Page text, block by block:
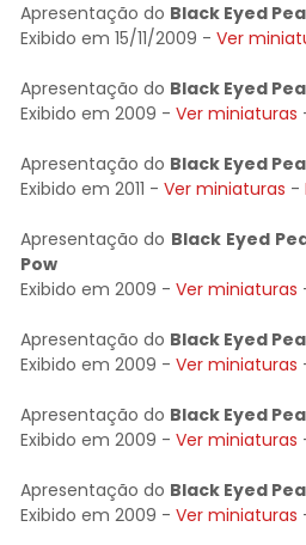
Apresentação do Black Eyed
Exibido em 15/11/2009 - Ver
Apresentação do Black Eyed
Exibido em 2009 - Ver miniaturas
Apresentação do Black Eyed
Exibido em 2011 - Ver miniaturas -
Apresentação do Black Eyed
Pow
Exibido em 2009 - Ver miniaturas
Apresentação do Black Eyed
Exibido em 2009 - Ver miniaturas
Apresentação do Black Eyed
Exibido em 2009 - Ver miniaturas
Apresentação do Black Eyed
Exibido em 2009 - Ver miniaturas